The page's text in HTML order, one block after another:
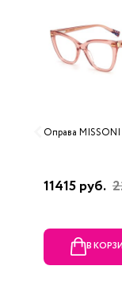
Оправа MISSONI
11415 руб.
В